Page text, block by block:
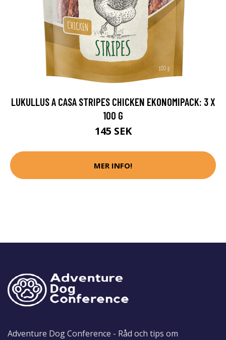
LUKULLUS A CASA STRIPES CHICKEN EKONOMIPACK: 3 X
100 G
145 SEK
MER INFO!
Adventure Dog Conference - Råd och tips om